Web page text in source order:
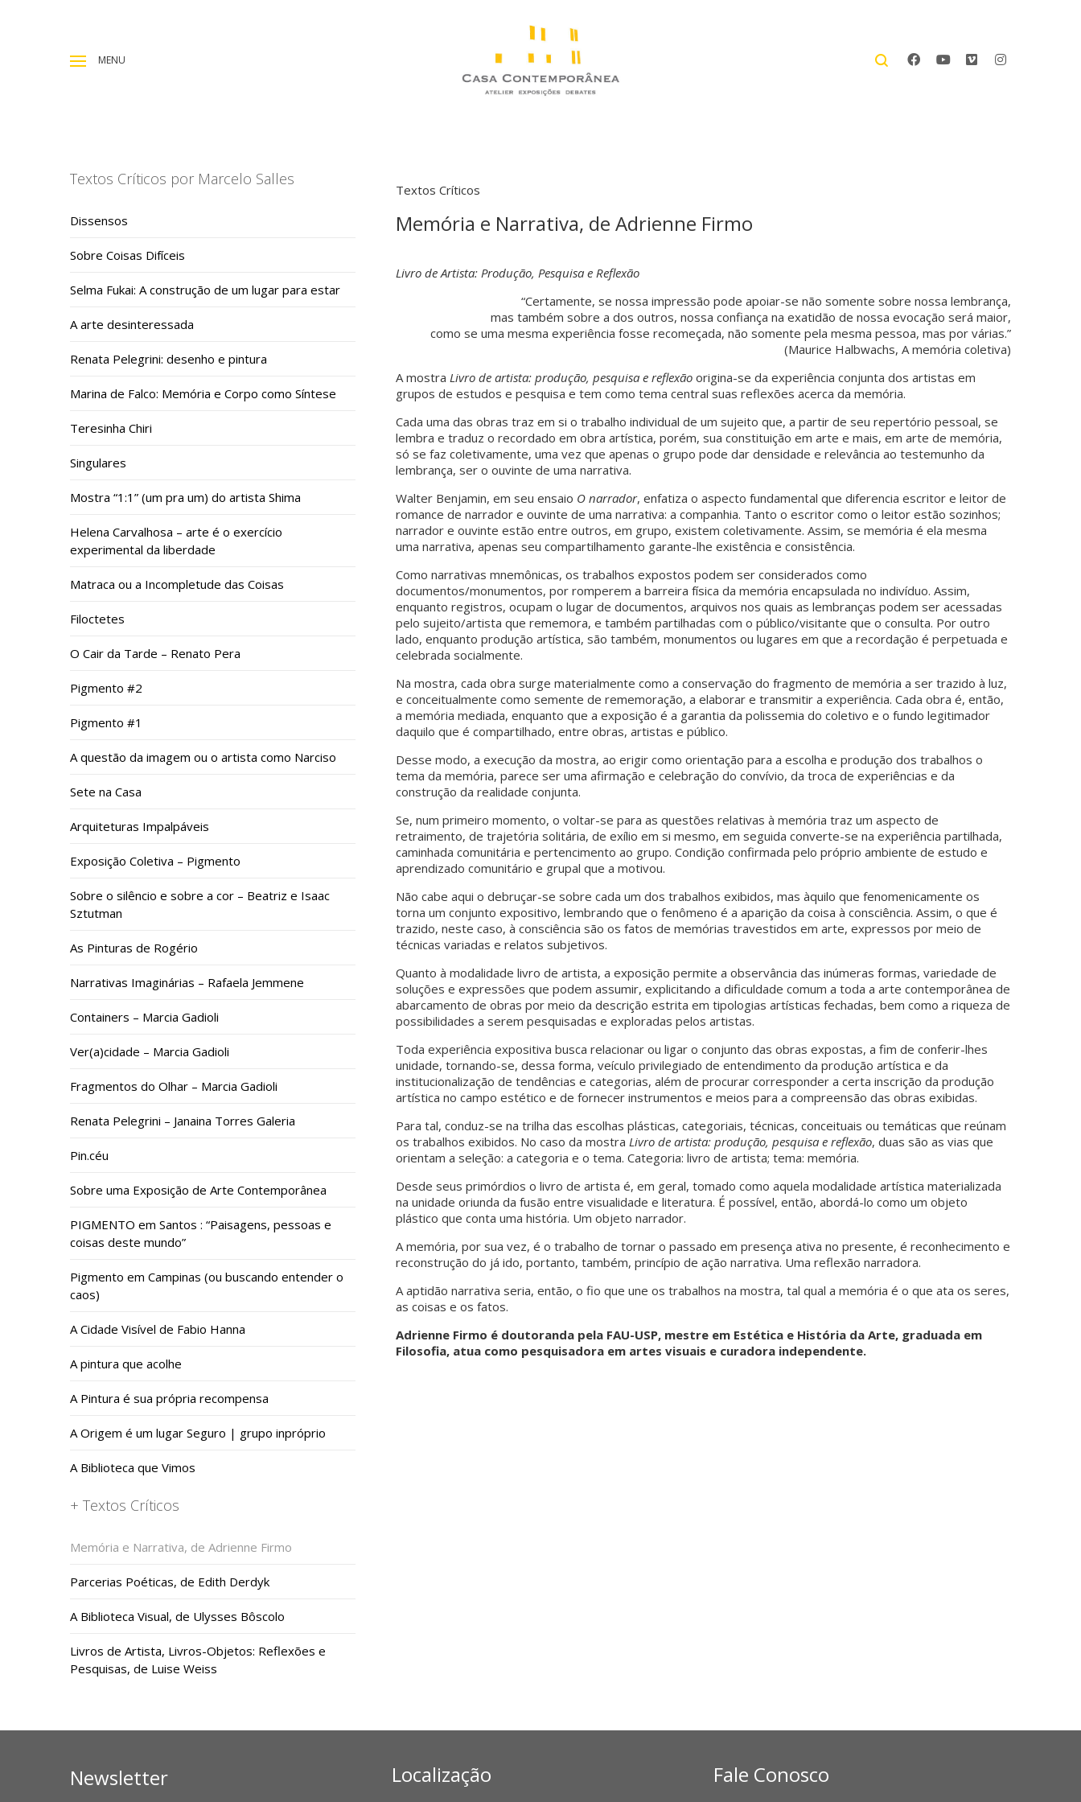
MENU
Textos Críticos
Memória e Narrativa, de Adrienne Firmo
Livro de Artista: Produção, Pesquisa e Reflexão
“Certamente, se nossa impressão pode apoiar-se não somente sobre nossa lembrança,
mas também sobre a dos outros, nossa confiança na exatidão de nossa evocação será maior,
como se uma mesma experiência fosse recomeçada, não somente pela mesma pessoa, mas por várias.”
(Maurice Halbwachs, A memória coletiva)
A mostra Livro de artista: produção, pesquisa e reflexão origina-se da experiência conjunta dos artistas em
grupos de estudos e pesquisa e tem como tema central suas reflexões acerca da memória.
Cada uma das obras traz em si o trabalho individual de um sujeito que, a partir de seu repertório pessoal, se
lembra e traduz o recordado em obra artística, porém, sua constituição em arte e mais, em arte de memória,
só se faz coletivamente, uma vez que apenas o grupo pode dar densidade e relevância ao testemunho da
lembrança, ser o ouvinte de uma narrativa.
Walter Benjamin, em seu ensaio O narrador, enfatiza o aspecto fundamental que diferencia escritor e leitor de
romance de narrador e ouvinte de uma narrativa: a companhia. Tanto o escritor como o leitor estão sozinhos;
narrador e ouvinte estão entre outros, em grupo, existem coletivamente. Assim, se memória é ela mesma
uma narrativa, apenas seu compartilhamento garante-lhe existência e consistência.
Como narrativas mnemônicas, os trabalhos expostos podem ser considerados como
documentos/monumentos, por romperem a barreira física da memória encapsulada no indivíduo. Assim,
enquanto registros, ocupam o lugar de documentos, arquivos nos quais as lembranças podem ser acessadas
pelo sujeito/artista que rememora, e também partilhadas com o público/visitante que o consulta. Por outro
lado, enquanto produção artística, são também, monumentos ou lugares em que a recordação é perpetuada e
celebrada socialmente.
Na mostra, cada obra surge materialmente como a conservação do fragmento de memória a ser trazido à luz,
e conceitualmente como semente de rememoração, a elaborar e transmitir a experiência. Cada obra é, então,
a memória mediada, enquanto que a exposição é a garantia da polissemia do coletivo e o fundo legitimador
daquilo que é compartilhado, entre obras, artistas e público.
Desse modo, a execução da mostra, ao erigir como orientação para a escolha e produção dos trabalhos o
tema da memória, parece ser uma afirmação e celebração do convívio, da troca de experiências e da
construção da realidade conjunta.
Se, num primeiro momento, o voltar-se para as questões relativas à memória traz um aspecto de
retraimento, de trajetória solitária, de exílio em si mesmo, em seguida converte-se na experiência partilhada,
caminhada comunitária e pertencimento ao grupo. Condição confirmada pelo próprio ambiente de estudo e
aprendizado comunitário e grupal que a motivou.
Não cabe aqui o debruçar-se sobre cada um dos trabalhos exibidos, mas àquilo que fenomenicamente os
torna um conjunto expositivo, lembrando que o fenômeno é a aparição da coisa à consciência. Assim, o que é
trazido, neste caso, à consciência são os fatos de memórias travestidos em arte, expressos por meio de
técnicas variadas e relatos subjetivos.
Quanto à modalidade livro de artista, a exposição permite a observância das inúmeras formas, variedade de
soluções e expressões que podem assumir, explicitando a dificuldade comum a toda a arte contemporânea de
abarcamento de obras por meio da descrição estrita em tipologias artísticas fechadas, bem como a riqueza de
possibilidades a serem pesquisadas e exploradas pelos artistas.
Toda experiência expositiva busca relacionar ou ligar o conjunto das obras expostas, a fim de conferir-lhes
unidade, tornando-se, dessa forma, veículo privilegiado de entendimento da produção artística e da
institucionalização de tendências e categorias, além de procurar corresponder a certa inscrição da produção
artística no campo estético e de fornecer instrumentos e meios para a compreensão das obras exibidas.
Para tal, conduz-se na trilha das escolhas plásticas, categoriais, técnicas, conceituais ou temáticas que reúnam
os trabalhos exibidos. No caso da mostra Livro de artista: produção, pesquisa e reflexão, duas são as vias que
orientam a seleção: a categoria e o tema. Categoria: livro de artista; tema: memória.
Desde seus primórdios o livro de artista é, em geral, tomado como aquela modalidade artística materializada
na unidade oriunda da fusão entre visualidade e literatura. É possível, então, abordá-lo como um objeto
plástico que conta uma história. Um objeto narrador.
A memória, por sua vez, é o trabalho de tornar o passado em presença ativa no presente, é reconhecimento e
reconstrução do já ido, portanto, também, princípio de ação narrativa. Uma reflexão narradora.
A aptidão narrativa seria, então, o fio que une os trabalhos na mostra, tal qual a memória é o que ata os seres,
as coisas e os fatos.
Adrienne Firmo é doutoranda pela FAU-USP, mestre em Estética e História da Arte, graduada em
Filosofia, atua como pesquisadora em artes visuais e curadora independente.
Textos Críticos por Marcelo Salles
Dissensos
Sobre Coisas Difíceis
Selma Fukai: A construção de um lugar para estar
A arte desinteressada
Renata Pelegrini: desenho e pintura
Marina de Falco: Memória e Corpo como Síntese
Teresinha Chiri
Singulares
Mostra “1:1” (um pra um) do artista Shima
Helena Carvalhosa – arte é o exercício
experimental da liberdade
Matraca ou a Incompletude das Coisas
Filoctetes
O Cair da Tarde – Renato Pera
Pigmento #2
Pigmento #1
A questão da imagem ou o artista como Narciso
Sete na Casa
Arquiteturas Impalpáveis
Exposição Coletiva – Pigmento
Sobre o silêncio e sobre a cor – Beatriz e Isaac
Sztutman
As Pinturas de Rogério
Narrativas Imaginárias – Rafaela Jemmene
Containers – Marcia Gadioli
Ver(a)cidade – Marcia Gadioli
Fragmentos do Olhar – Marcia Gadioli
Renata Pelegrini – Janaina Torres Galeria
Pin.céu
Sobre uma Exposição de Arte Contemporânea
PIGMENTO em Santos : “Paisagens, pessoas e
coisas deste mundo”
Pigmento em Campinas (ou buscando entender o
caos)
A Cidade Visível de Fabio Hanna
A pintura que acolhe
A Pintura é sua própria recompensa
A Origem é um lugar Seguro | grupo inpróprio
A Biblioteca que Vimos
+ Textos Críticos
Memória e Narrativa, de Adrienne Firmo
Parcerias Poéticas, de Edith Derdyk
A Biblioteca Visual, de Ulysses Bôscolo
Livros de Artista, Livros-Objetos: Reflexões e
Pesquisas, de Luise Weiss
Newsletter Localização Fale Conosco